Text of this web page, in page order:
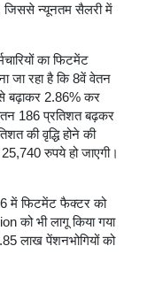
जिससे न्यूनतम सैलरी में
का फिटमेंट
जा रहा है कि 8वें वेतन
बढ़ाकर 2.86% कर
186 प्रतिशत बढ़कर
की वृद्धि होने की
रुपये हो जाएगी।
में फिटमेंट फैक्टर को
को भी लागू किया गया
लाख पेंशनभोगियों को